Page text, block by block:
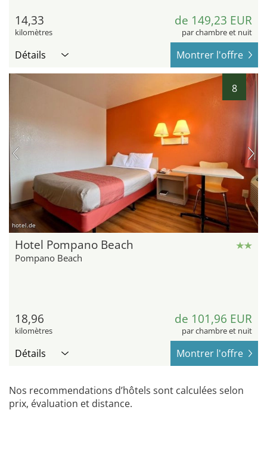
14,33
kilomètres
de 149,23 EUR
par chambre et nuit
Détails Montrer l'offre
8
hotel.de
Hotel Pompano Beach
Pompano Beach
18,96
kilomètres
de 101,96 EUR
par chambre et nuit
Détails Montrer l'offre
Nos recommendations d’hôtels sont calculées selon
prix, évaluation et distance.